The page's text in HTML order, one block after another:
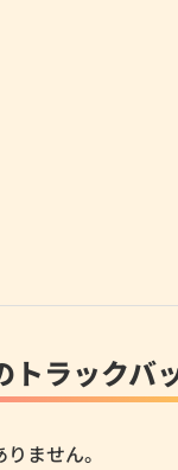
トラックバ
ません。